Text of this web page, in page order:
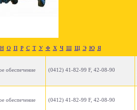
Н О П Р С Т У Ф Х Ч Ш Щ Э Ю Я
обеспечение
(0412) 41-82-99 F, 42-08-90
обеспечение
(0412) 41-82-99 F, 42-08-90